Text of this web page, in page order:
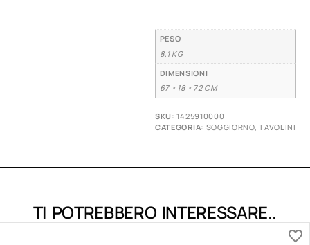
PESO
8,1 KG
DIMENSIONI
67 × 18 × 72 CM
SKU:1425910000
CATEGORIA: SOGGIORNO,TAVOLINI
TI POTREBBERO INTERESSARE..